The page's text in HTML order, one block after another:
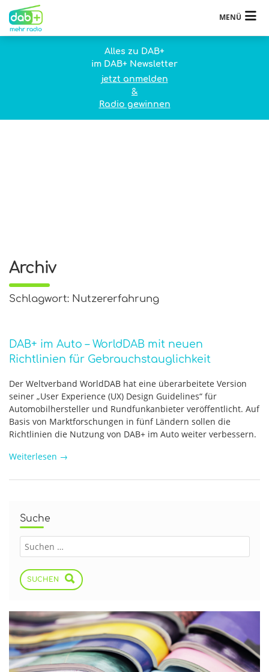
MENÜ
Alles zu DAB+
im DAB+ Newsletter
jetzt anmelden
&
Radio gewinnen
Archiv
Schlagwort: Nutzererfahrung
DAB+ im Auto – WorldDAB mit neuen
Richtlinien für Gebrauchstauglichkeit
Der Weltverband WorldDAB hat eine überarbeitete Version
seiner „User Experience (UX) Design Guidelines“ für
Automobilhersteller und Rundfunkanbieter veröffentlicht. Auf
Basis von Marktforschungen in fünf Ländern sollen die
Richtlinien die Nutzung von DAB+ im Auto weiter verbessern.
Weiterlesen →
Suche
SUCHEN